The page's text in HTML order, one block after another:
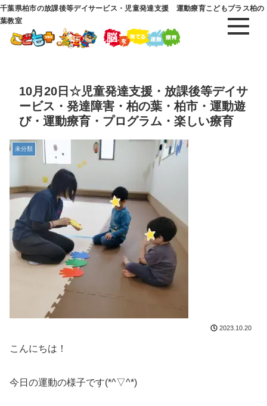
千葉県柏市の放課後等デイサービス・児童発達支援 運動療育こどもプラス柏の
葉教室
10月20日☆児童発達支援・放課後等デイサ
ービス・発達障害・柏の葉・柏市・運動遊
び・運動療育・プログラム・楽しい療育
未分類
2023.10.20
こんにちは！
今日の運動の様子です(*^▽^*)